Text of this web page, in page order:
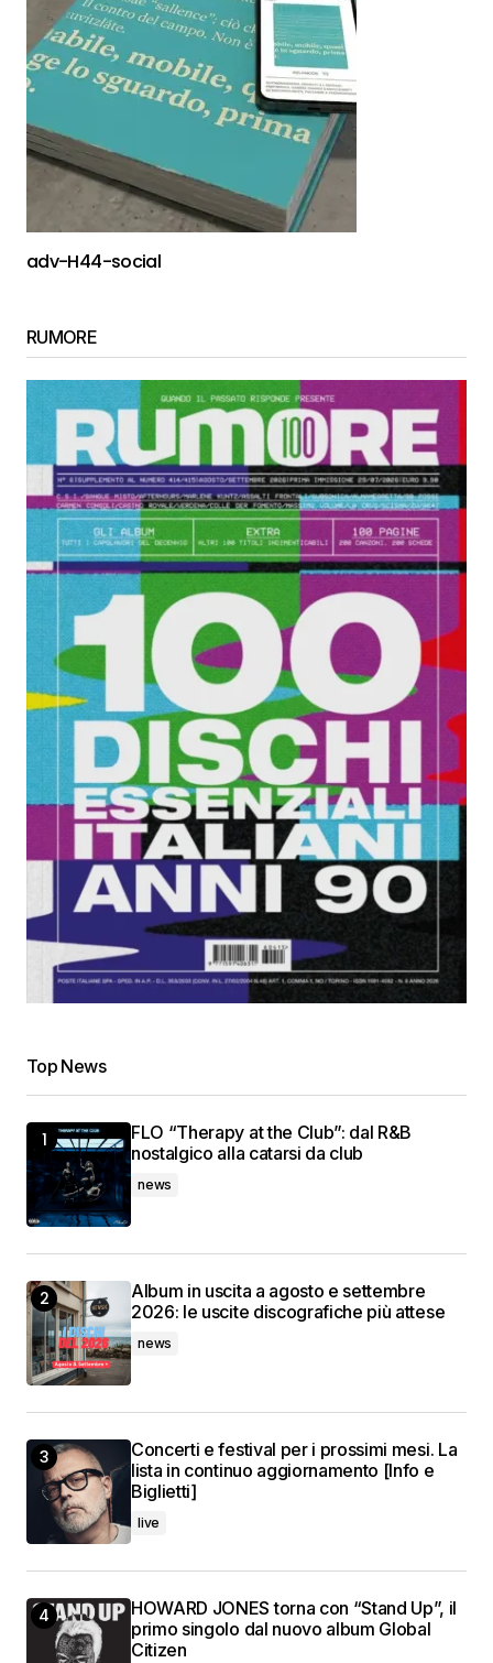
adv-H44-social
RUMORE
Top News
FLO “Therapy at the Club”: dal R&B
nostalgico alla catarsi da club
news
Album in uscita a agosto e settembre
2026: le uscite discografiche più attese
news
Concerti e festival per i prossimi mesi. La
lista in continuo aggiornamento [Info e
Biglietti]
live
HOWARD JONES torna con “Stand Up”, il
primo singolo dal nuovo album Global
Citizen